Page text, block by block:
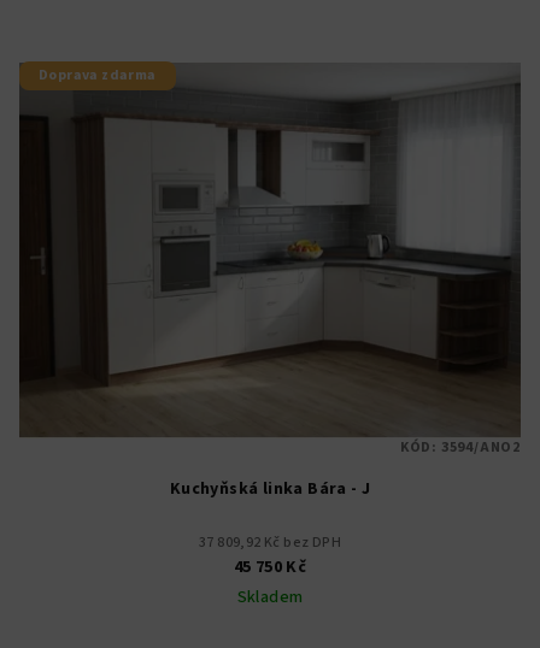
Doprava zdarma
Kuchyňská linka Bára - J
37 809,92 Kč bez DPH
45 750 Kč
Skladem
KÓD: 3594/ANO2